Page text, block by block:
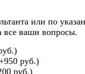
или по
все ваши вопросы.
)
950 руб.)
руб.)